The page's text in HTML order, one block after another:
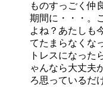
ものすっごく仲
期間に・・・。
よね？あたしも
てたまらなくな
トレスになった
ゃんなら大丈夫
ろ思っているだ